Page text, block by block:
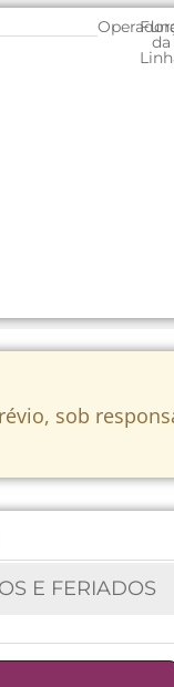
da
sob
E FERIADOS